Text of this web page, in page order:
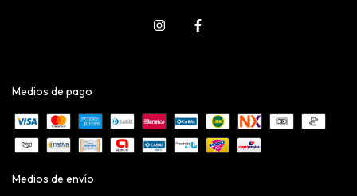
Medios de pago
Medios de envío